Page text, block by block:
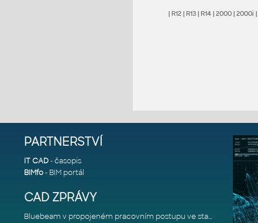
| R12| R13| R14| 2000| 2000i |
PARTNERSTVÍ
IT CAD- časopis
BIMfo- BIM portál
CAD ZPRÁVY
Bluebeam v propojeném pracovním postupu ve stavebnictví: Proč je int